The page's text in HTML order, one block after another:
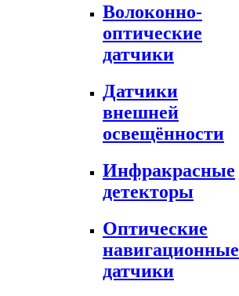
Волоконно-
оптические
датчики
Датчики
внешней
освещённости
Инфракрасные
детекторы
Оптические
навигационные
датчики